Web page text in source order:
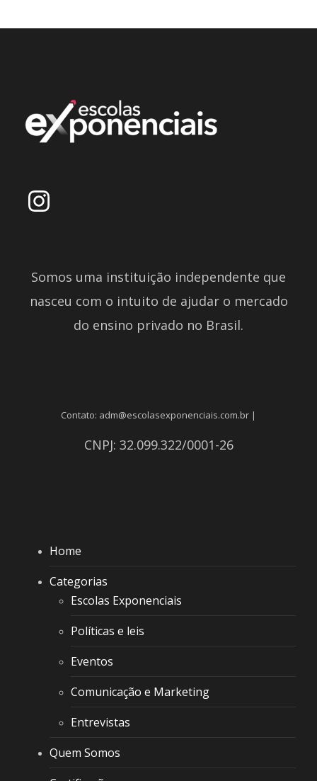
Somos uma instituição independente que
nasceu com o intuito de ajudar o mercado
do ensino privado no Brasil.
Contato: adm@escolasexponenciais.com.br |
CNPJ: 32.099.322/0001-26
Home
Categorias
Escolas Exponenciais
Políticas e leis
Eventos
Comunicação e Marketing
Entrevistas
Quem Somos